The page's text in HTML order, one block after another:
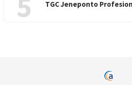
TGC Jeneponto